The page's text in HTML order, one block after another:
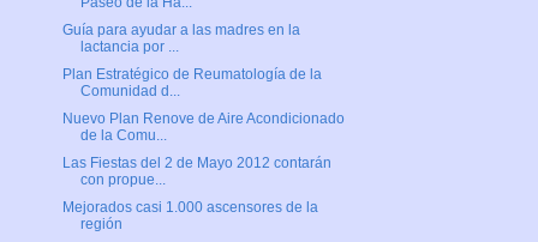
Guía para ayudar a las madres en la
lactancia por ...
Plan Estratégico de Reumatología de la
Comunidad d...
Nuevo Plan Renove de Aire Acondicionado
de la Comu...
Las Fiestas del 2 de Mayo 2012 contarán
con propue...
Mejorados casi 1.000 ascensores de la
región